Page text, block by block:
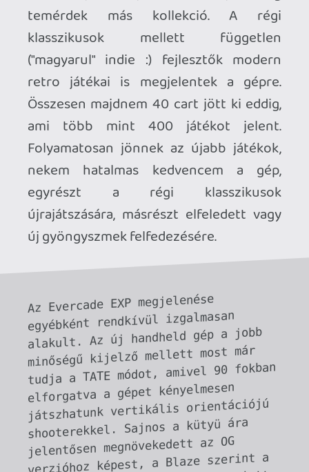
már a régi gép árát sem tudták volna
tartani, így inkább modernizálták a
hardware-t és még pár dolgot
hozzádobtak a csomaghoz, hogy
kevésbé legyen fájdalmas az új ár.
Egyrészt az IREM Arcade 1 cart járt
a géphez, másrész - szakítva a
hagyományokkal - feltelepítve 18
Capcom játékot is kaptak a vásárlók,
ami csak ilyen formában elérhető. Ez
egy kis felhördülést okozott a
fizikai kópiákhoz ragaszkodó kemény
magnál, de sajnos nem lehetett
másként megoldani, a Capcommal csak
így tudott leszerződni a Blaze: vagy
digitális formában adják ezeket a
játékokat, vagy sehogy, így inkább
az előbbit választották. Másik nagy
rablásával (!) kapcsolatos: az 5000
előrendelésben elfogyott) fekete
színű speckó handheld nagy részét
bűnözők emelték el a raktárba
szállítás közben, így újra kellett
gyártani ezeket. A nem túl okos
rablók persze nem tudták elpasszolni
a szajrét: a rendőrség folyamatosan
figyelte az online piactereket,
lévén nagyon speciális portékáról
van szó! Eddig sajnos nem sikerült
lefülelni a tolvajokat, és a
rablással pont a leghűségesebb
Evercade-rajongók jártak rosszul, de